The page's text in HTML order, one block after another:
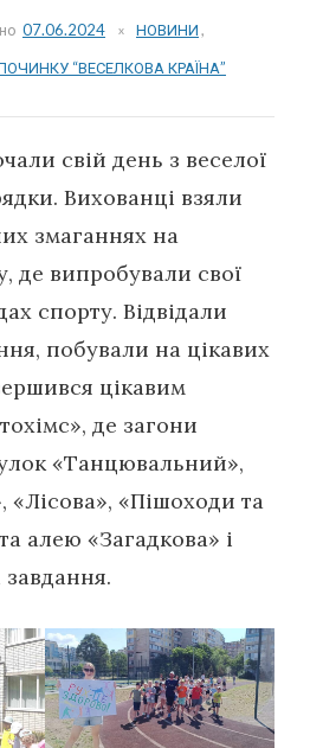
07.06.2024 НОВИНИ,
“ВЕСЕЛКОВА КРАЇНА”
свій день з веселої
Вихованці взяли
змаганнях на
де випробували свої
спорту. Відвідали
побували на цікавих
цікавим
де загони
«Танцювальний»,
«Лісова», «Пішоходи та
алею «Загадкова» і
завдання.